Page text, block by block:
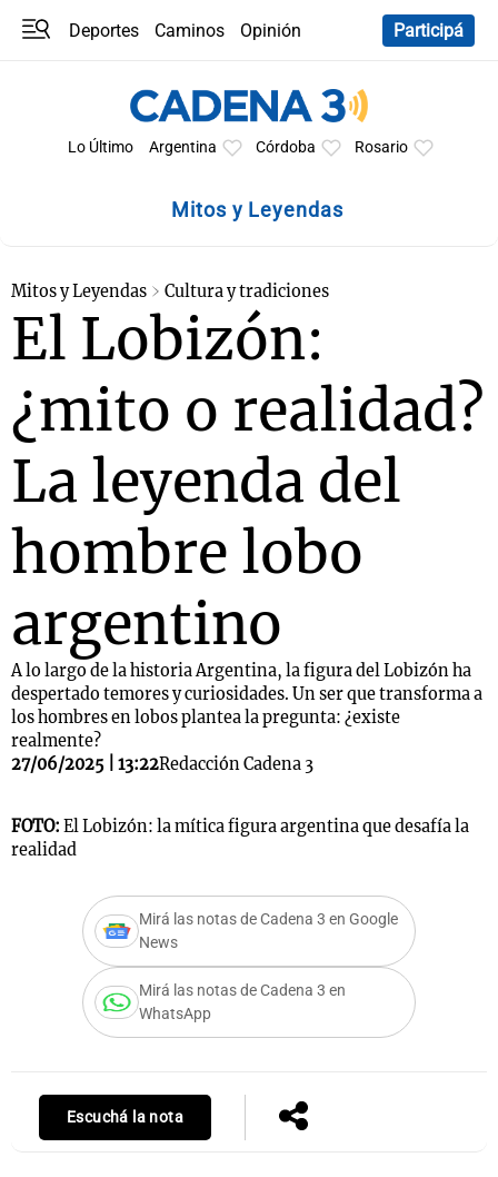
Deportes Caminos
Opinión
Participá
Lo Último Argentina Córdoba Rosario
Mitos y Leyendas
Mitos y Leyendas Cultura y tradiciones
El Lobizón:
¿mito o realidad?
La leyenda del
hombre lobo
argentino
A lo largo de la historia Argentina, la figura del Lobizón ha
despertado temores y curiosidades. Un ser que transforma a
los hombres en lobos plantea la pregunta: ¿existe
realmente?
27/06/2025 | 13:22Redacción Cadena 3
FOTO: El Lobizón: la mítica figura argentina que desafía la
realidad
Mirá las notas de Cadena 3 en Google
News
Mirá las notas de Cadena 3 en
WhatsApp
Escuchá la nota
Notas